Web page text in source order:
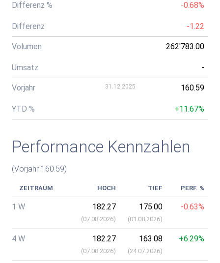
Differenz % -0.68%
Differenz -1.22
Volumen 262'783.00
Umsatz -
Vorjahr 31.12.2025 160.59
YTD % +11.67%
Performance Kennzahlen
(Vorjahr 160.59)
ZEITRAUM HOCH TIEF PERF. %
1 W 182.27
(07.08.2026)
175.00
(01.08.2026)
-0.63%
4 W 182.27
(07.08.2026)
163.08
(24.07.2026)
+6.29%